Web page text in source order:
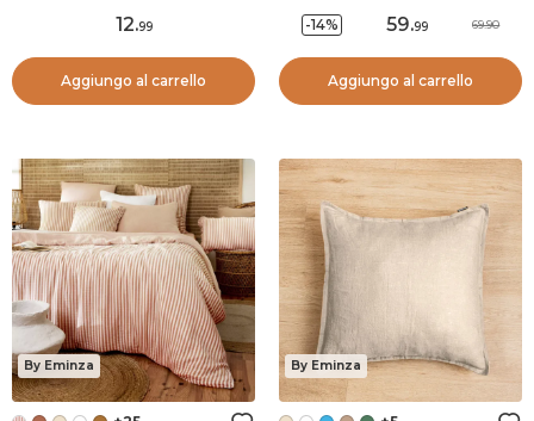
12.99
Aggiungo al carrello
-14% 59.99 69.90
Aggiungo al carrello
By Eminza By Eminza